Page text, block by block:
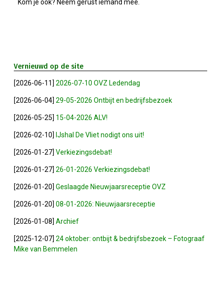
2026-07-10 OVZ Ledendag
18-09-2026 Bedrijfsbezoek
20-11-2026 Dag Van De Ondernemer
Archief
29-05-2026 Ontbijt En
26-01-2026 Verkiezingsdebat!
Kom je ook? Neem gerust iemand mee.
Vernieuwd op de site
[2026-06-11] 2026-07-10 OVZ Ledendag
[2026-06-04] 29-05-2026 Ontbijt en bedrijfsbezoek
[2026-05-25] 15-04-2026 ALV!
[2026-02-10] IJshal De Vliet nodigt ons uit!
[2026-01-27] Verkiezingsdebat!
[2026-01-27] 26-01-2026 Verkiezingsdebat!
[2026-01-20] Geslaagde Nieuwjaarsreceptie OVZ
[2026-01-20] 08-01-2026: Nieuwjaarsreceptie
[2026-01-08] Archief
[2025-12-07] 24 oktober: ontbijt & bedrijfsbezoek – Fotograaf
Mike van Bemmelen